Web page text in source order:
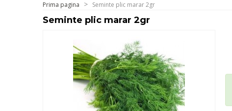
Prima pagina Seminte plic marar 2gr
Seminte plic marar 2gr